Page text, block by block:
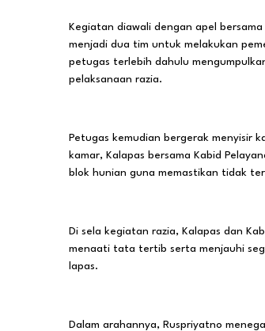
Kegiatan diawali dengan apel
menjadi dua tim untuk melakukan
petugas terlebih dahulu
pelaksanaan razia.
Petugas kemudian bergerak menyisir
kamar, Kalapas bersama Kabid
blok hunian guna memastikan tidak
Di sela kegiatan razia, Kalapas dan
menaati tata tertib serta menjauhi
lapas.
Dalam arahannya, Ruspriyatno